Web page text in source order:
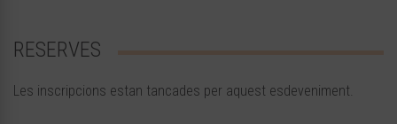
RESERVES
Les inscripcions estan tancades per aquest esdeveniment.